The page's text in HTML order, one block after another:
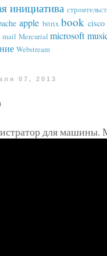
инициатива
apple bitrix book cisco
mail Mercurial microsoft
Webstream
07, 2013
для машины.